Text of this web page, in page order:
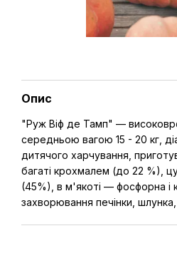
Опис
"Руж Віф де Тамп" —
середньою вагою 15 - 20 кг,
дитячого харчування,
багаті крохмалем (до 22 %),
(45%), в м'якоті — фосфорна і
захворювання печінки,